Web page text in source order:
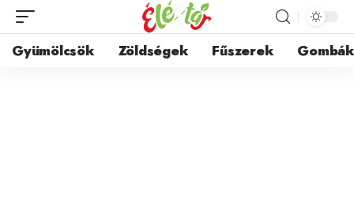
Gyümölcsök Zöldségek Fűszerek Gombák